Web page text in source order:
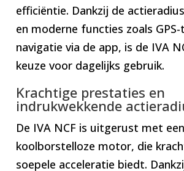
efficiëntie. Dankzij de
en moderne functies zoals
navigatie via de app, is de IVA
keuze voor dagelijks gebruik.
Krachtige prestaties en
indrukwekkende
De IVA NCF is uitgerust met
koolborstelloze motor, die
soepele acceleratie biedt.